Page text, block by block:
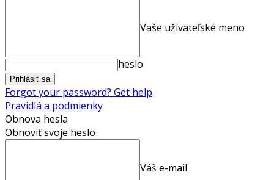
Vaše užívateľské meno
heslo
Forgot your password? Get help
Pravidlá a podmienky
Obnova hesla
Obnoviť svoje heslo
Váš e-mail